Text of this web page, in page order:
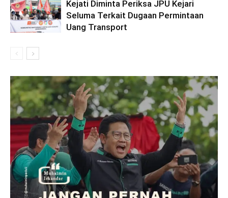
Kejati Diminta Periksa JPU Kejari
Seluma Terkait Dugaan Permintaan
Uang Transport